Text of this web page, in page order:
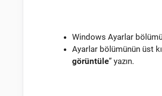
Windows Ayarlar
Ayarlar bölümünün üst
görüntüle” yazın.